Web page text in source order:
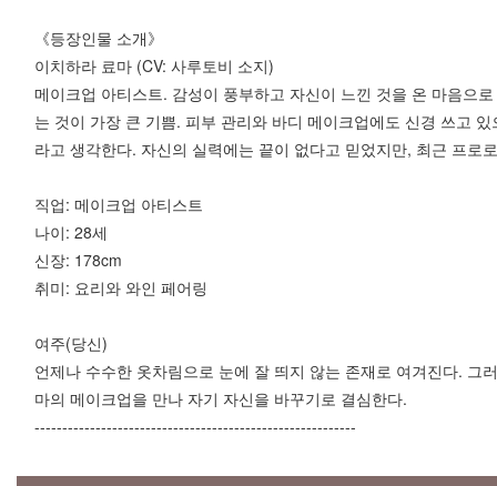
《등장인물 소개》
이치하라 료마 (CV: 사루토비 소지)
메이크업 아티스트. 감성이 풍부하고 자신이 느낀 것을 온 마음으
는 것이 가장 큰 기쁨. 피부 관리와 바디 메이크업에도 신경 쓰고
라고 생각한다. 자신의 실력에는 끝이 없다고 믿었지만, 최근 프
직업: 메이크업 아티스트
나이: 28세
신장: 178cm
취미: 요리와 와인 페어링
여주(당신)
언제나 수수한 옷차림으로 눈에 잘 띄지 않는 존재로 여겨진다. 그
마의 메이크업을 만나 자기 자신을 바꾸기로 결심한다.
----------------------------------------------------------